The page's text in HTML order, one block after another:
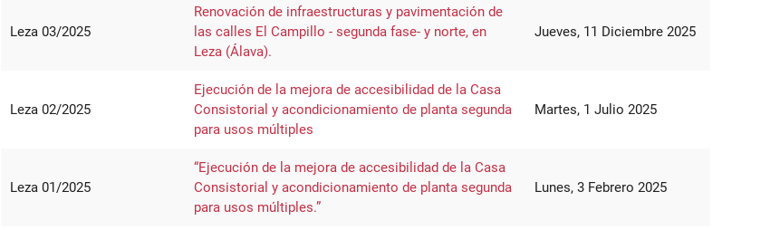
Leza 03/2025
Renovación de infraestructuras y pavimentación de
las calles El Campillo - segunda fase- y norte, en
Leza (Álava).
Jueves, 11 Diciembre 2025
Leza 02/2025
Ejecución de la mejora de accesibilidad de la Casa
Consistorial y acondicionamiento de planta segunda
para usos múltiples
Martes, 1 Julio 2025
Leza 01/2025
“Ejecución de la mejora de accesibilidad de la Casa
Consistorial y acondicionamiento de planta segunda
para usos múltiples.”
Lunes, 3 Febrero 2025